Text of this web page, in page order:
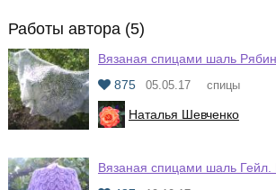
Работы автора (5)
Вязаная спицами шаль
875
05.05.17 спицы
Наталья Шевченко
Вязаная спицами шаль